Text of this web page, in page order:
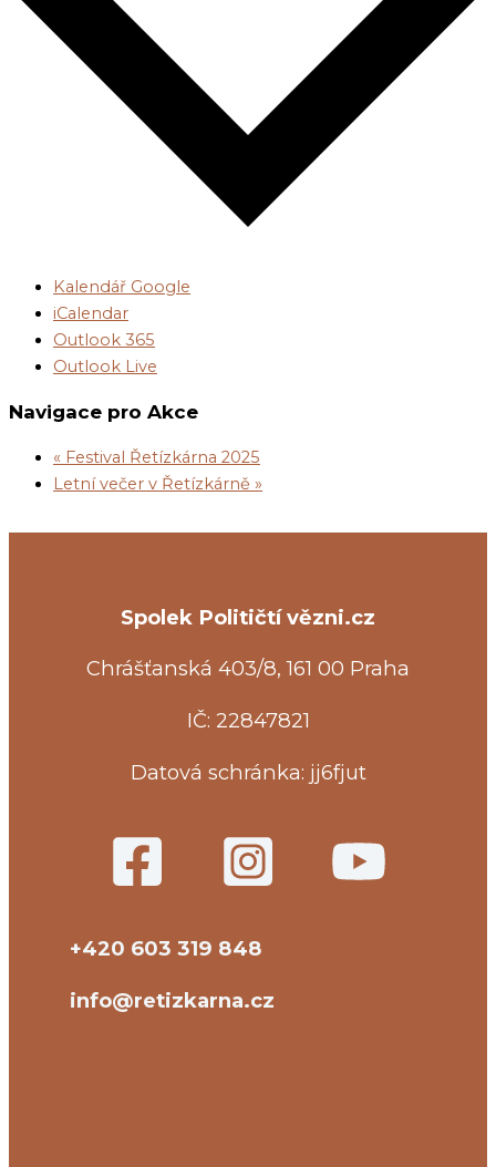
Kalendář Google
iCalendar
Outlook 365
Outlook Live
Navigace pro Akce
« Festival Řetízkárna 2025
Letní večer v Řetízkárně »
Spolek Političtí vězni.cz
Chrášťanská 403/8, 161 00 Praha
IČ: 22847821
Datová schránka: jj6fjut
+420 603 319 848
info@retizkarna.cz